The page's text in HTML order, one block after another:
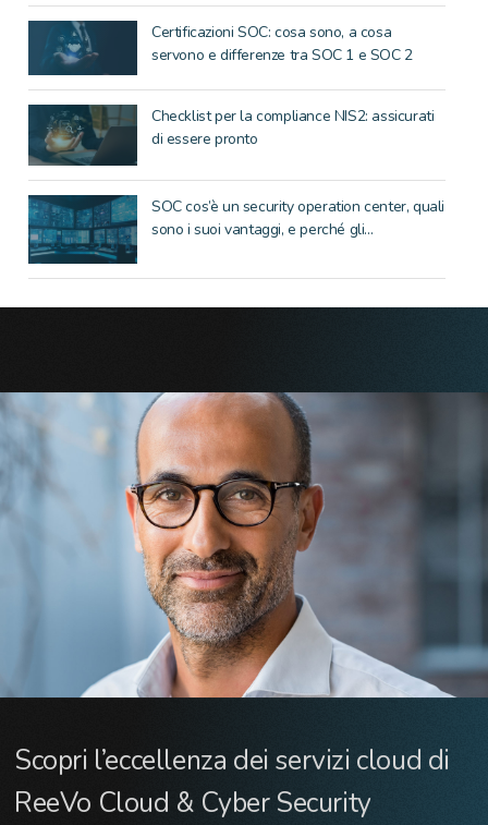
Certificazioni SOC: cosa sono, a cosa
servono e differenze tra SOC 1 e SOC 2
Checklist per la compliance NIS2: assicurati
di essere pronto
SOC cos’è un security operation center, quali
sono i suoi vantaggi, e perché gli...
Scopri l’eccellenza dei servizi cloud di
ReeVo Cloud & Cyber Security